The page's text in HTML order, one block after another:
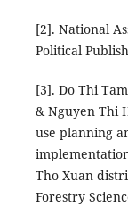
[2]. National
Political
[3]. Do Thi
& Nguyen Thi
use planning
Tho Xuan
Forestry